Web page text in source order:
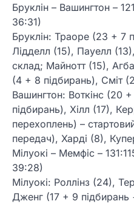
Бруклін – Вашингтон –
36:31)
Бруклін: Траоре (23 + 7
Лідделл (15), Пауелл
склад; Майнотт (15),
(4 + 8 підбирань), Сміт
Вашингтон: Воткінс (20
підбирань), Хілл (17),
перехоплень) –
передач), Харді (8),
Мілуокі – Мемфіс –
39:28)
Мілуокі: Роллінз (24),
Дженг (17 + 9 підбирань